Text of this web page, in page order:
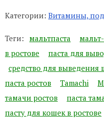
Категории: Витамины,
Теги: мальтпаста
в ростове
паста для
средство для выведения
паста ростов
Tamachi
тамачи ростов
паста
пасту для кошек в ростове